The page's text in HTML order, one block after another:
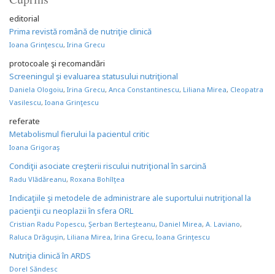
editorial
Prima revistă română de nutriţie clinică
Ioana Grinţescu, Irina Grecu
protocoale şi recomandări
Screeningul şi evaluarea statusului nutriţional
Daniela Ologoiu, Irina Grecu, Anca Constantinescu, Liliana Mirea, Cleopatra
Vasilescu, Ioana Grinţescu
referate
Metabolismul fierului la pacientul critic
Ioana Grigoraş
Condiţii asociate creşterii riscului nutriţional în sarcină
Radu Vlădăreanu, Roxana Bohîlţea
Indicaţiile şi metodele de administrare ale suportului nutriţional la
pacienţii cu neoplazii în sfera ORL
Cristian Radu Popescu, Şerban Berteşteanu, Daniel Mirea, A. Laviano,
Raluca Drăguşin, Liliana Mirea, Irina Grecu, Ioana Grinţescu
Nutriţia clinică în ARDS
Dorel Săndesc